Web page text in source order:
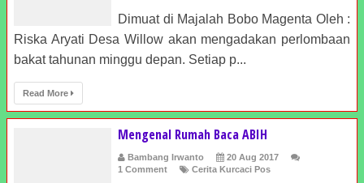
Dimuat di Majalah Bobo Magenta Oleh :
Riska Aryati Desa Willow akan mengadakan perlombaan
bakat tahunan minggu depan. Setiap p...
Read More
Mengenal Rumah Baca ABIH
Bambang Irwanto
20 Aug 2017
1 Comment
Cerita Kurcaci Pos